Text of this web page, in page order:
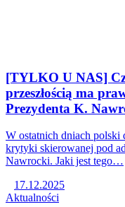
[TYLKO U NAS]
przeszłością ma
Prezydenta K.
W ostatnich dniach polski
krytyki skierowanej pod
Nawrocki. Jaki jest tego…
17.12.2025
Aktualności